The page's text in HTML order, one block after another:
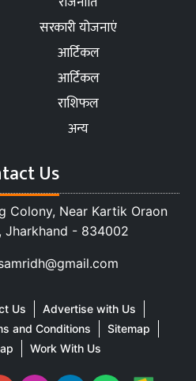
सरकारी योजनाएं
आर्टिकल
आर्टिकल
राशिफल
अन्य
Us
Colony, Near Kartik Oraon
Jharkhand - 834002
Us
Advertise with Us
and Conditions
Sitemap
Work With Us